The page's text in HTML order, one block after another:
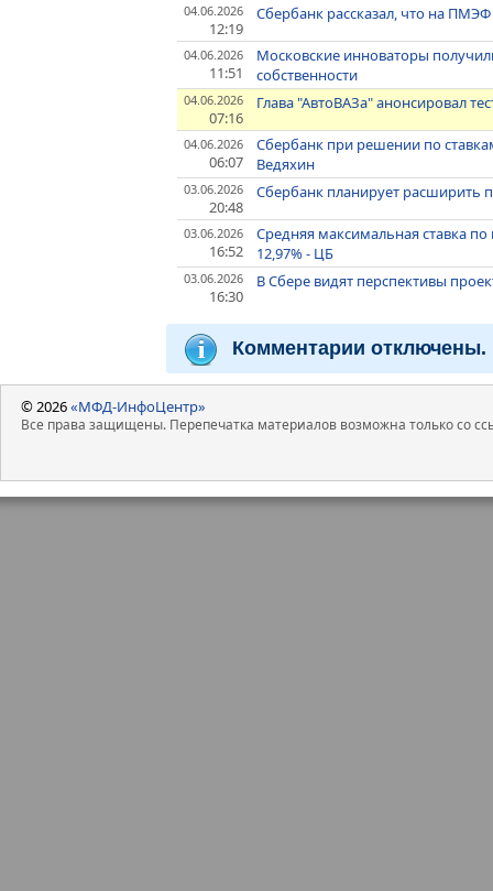
04.06.2026
12:19
Сбербанк рассказал, что на
04.06.2026
11:51
Московские инноваторы
собственности
04.06.2026
07:16
Глава "АвтоВАЗа" анонсировал
04.06.2026
06:07
Сбербанк при решении по
Ведяхин
03.06.2026
20:48
Сбербанк планирует расширить
03.06.2026
16:52
Средняя максимальная ставка
12,97% - ЦБ
03.06.2026
16:30
В Сбере видят перспективы
Комментарии отключены.
© 2026«МФД-ИнфоЦентр»
Все права защищены. Перепечатка материалов возможна только со